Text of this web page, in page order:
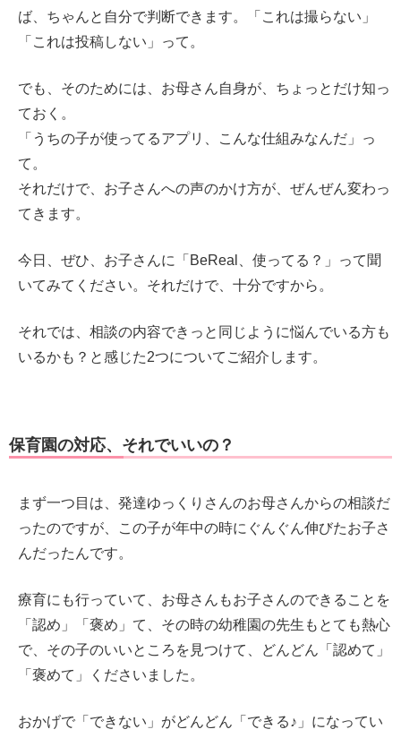
ば、ちゃんと自分で判断できます。「これは撮らない」
「これは投稿しない」って。
でも、そのためには、お母さん自身が、ちょっとだけ知っ
ておく。
「うちの子が使ってるアプリ、こんな仕組みなんだ」っ
て。
それだけで、お子さんへの声のかけ方が、ぜんぜん変わっ
てきます。
今日、ぜひ、お子さんに「BeReal、使ってる？」って聞
いてみてください。それだけで、十分ですから。
それでは、相談の内容できっと同じように悩んでいる方も
いるかも？と感じた2つについてご紹介します。
保育園の対応、それでいいの？
まず一つ目は、発達ゆっくりさんのお母さんからの相談だ
ったのですが、この子が年中の時にぐんぐん伸びたお子さ
んだったんです。
療育にも行っていて、お母さんもお子さんのできることを
「認め」「褒め」て、その時の幼稚園の先生もとても熱心
で、その子のいいところを見つけて、どんどん「認めて」
「褒めて」くださいました。
おかげで「できない」がどんどん「できる♪」になってい